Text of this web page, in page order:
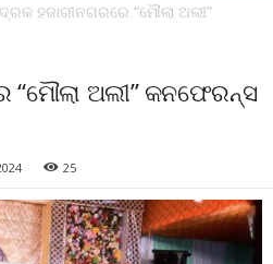
ହଜାରୀନଗରରେ “ମୌଲା ଅଲୀ”
“ମୌଲା ଅଲୀ” କନଫେରନ୍ସ
25